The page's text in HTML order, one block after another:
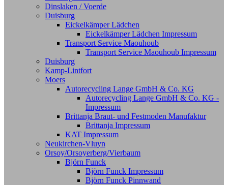
Dinslaken / Voerde
Duisburg
Eickelkämper Lädchen
Eickelkämper Lädchen Impressum
Transport Service Maouhoub
Transport Service Maouhoub Impressum
Duisburg
Kamp-Lintfort
Moers
Autorecycling Lange GmbH & Co. KG
Autorecycling Lange GmbH & Co. KG -
Impressum
Brittanja Braut- und Festmoden Manufaktur
Brittanja Impressum
KAT Impressum
Neukirchen-Vluyn
Orsoy/Orsoyerberg/Vierbaum
Björn Funck
Björn Funck Impressum
Björn Funck Pinnwand